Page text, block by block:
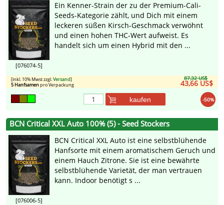
[076074-5]
Ein Kenner-Strain der zu der Premium-Cali-
Seeds-Kategorie zählt, und Dich mit einem
leckeren süßen Kirsch-Geschmack verwöhnt
und einen hohen THC-Wert aufweist. Es
handelt sich um einen Hybrid mit den ...
87,32 US$
43,66 US$
[inkl. 10% Mwst zzgl.Versand]
5 Hanfsamenpro Verpackung
-50%
kaufen
BCN Critical XXL Auto 100% (5) - Seed Stockers
[076006-5]
BCN Critical XXL Auto ist eine selbstblühende
Hanfsorte mit einem aromatischem Geruch und
einem Hauch Zitrone. Sie ist eine bewährte
selbstblühende Varietät, der man vertrauen
kann. Indoor benötigt s ...